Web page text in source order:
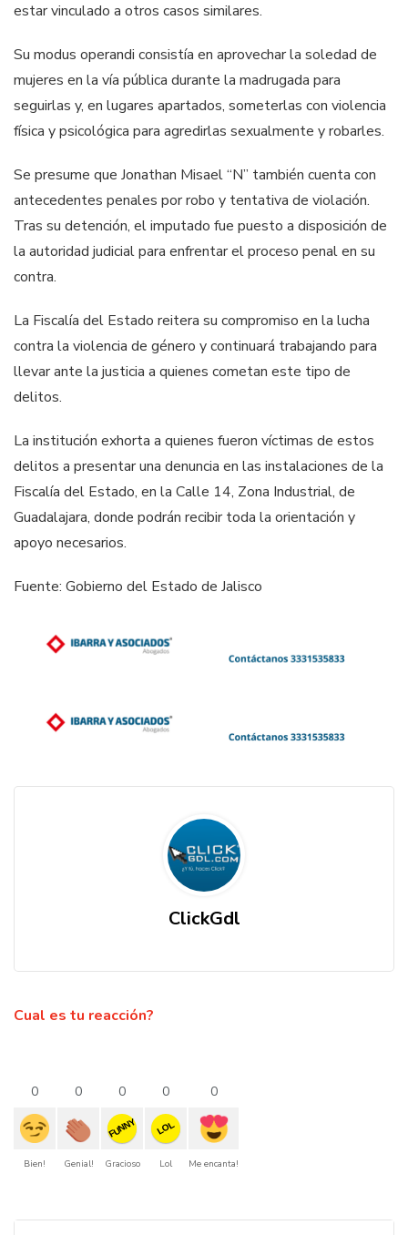
estar vinculado a otros casos similares.
Su modus operandi consistía en aprovechar la soledad de
mujeres en la vía pública durante la madrugada para
seguirlas y, en lugares apartados, someterlas con violencia
física y psicológica para agredirlas sexualmente y robarles.
Se presume que Jonathan Misael “N” también cuenta con
antecedentes penales por robo y tentativa de violación.
Tras su detención, el imputado fue puesto a disposición de
la autoridad judicial para enfrentar el proceso penal en su
contra.
La Fiscalía del Estado reitera su compromiso en la lucha
contra la violencia de género y continuará trabajando para
llevar ante la justicia a quienes cometan este tipo de
delitos.
La institución exhorta a quienes fueron víctimas de estos
delitos a presentar una denuncia en las instalaciones de la
Fiscalía del Estado, en la Calle 14, Zona Industrial, de
Guadalajara, donde podrán recibir toda la orientación y
apoyo necesarios.
Fuente: Gobierno del Estado de Jalisco
ClickGdl
Cual es tu reacción?
0
Bien!
0
Genial!
0
FUNNY
Gracioso
0
LOL
Lol
0
Me encanta!